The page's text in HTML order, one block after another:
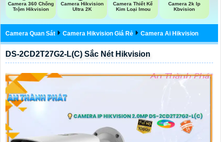
Camera 360 Chống
Trộm Hikvision
Camera Hikvision
Ultra 2K
Camera Thiết Kế
Kim Loại Imou
Camera 2k Ip
Kbvision
Camera Quan Sát Camera Hikvision Giá Rẻ Camera Ai Hikvision
DS-2CD2T27G2-L(C) Sắc Nét Hikvision